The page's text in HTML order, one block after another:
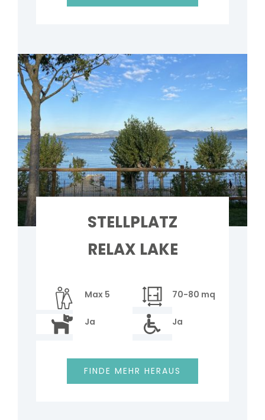
STELLPLATZ
RELAX LAKE
Max 5 70-80 mq
Ja Ja
FINDE MEHR HERAUS